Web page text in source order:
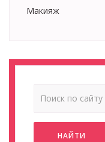
Макияж
НАЙТИ